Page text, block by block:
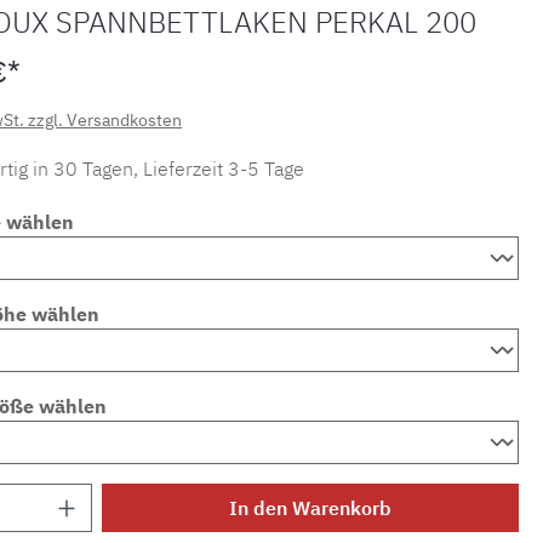
SPANNBETTLAKEN PERKAL 200
zzgl. Versandkosten
in 30 Tagen, Lieferzeit 3-5 Tage
wählen
wählen
wählen
Anzahl: Gib den gewünschten Wert ein
In den Warenkorb